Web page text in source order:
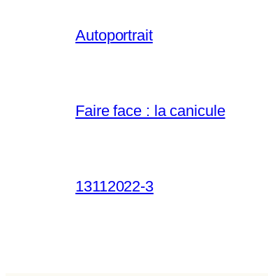
Autoportrait
Faire face : la canicule
13112022-3